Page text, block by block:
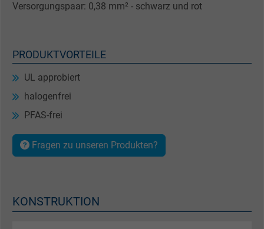
Versorgungspaar: 0,38 mm² - schwarz und rot
PRODUKTVORTEILE
UL approbiert
halogenfrei
PFAS-frei
Fragen zu unseren Produkten?
KONSTRUKTION